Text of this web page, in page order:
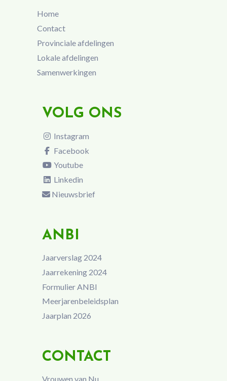
Home
Contact
Provinciale afdelingen
Lokale afdelingen
Samenwerkingen
VOLG ONS
Instagram
Facebook
Youtube
Linkedin
Nieuwsbrief
ANBI
Jaarverslag 2024
Jaarrekening 2024
Formulier ANBI
Meerjarenbeleidsplan
Jaarplan 2026
CONTACT
Vrouwen van Nu